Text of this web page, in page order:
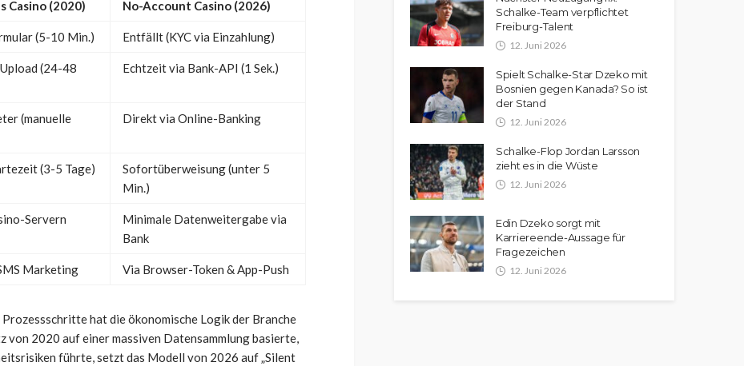
Casino (2020) No-Account Casino (2026)
(5-10 Min.) Entfällt (KYC via Einzahlung)
(24-48
Echtzeit via Bank-API (1 Sek.)
(manuelle
Direkt via Online-Banking
(3-5 Tage)
Sofortüberweisung (unter 5
Min.)
Servern
Minimale Datenweitergabe via
Bank
Marketing Via Browser-Token & App-Push
hat die ökonomische Logik der Branche
von 2020 auf einer massiven Datensammlung basierte,
führte, setzt das Modell von 2026 auf „Silent
Schalke-Team verpflichtet
Freiburg-Talent
12. Juni 2026
Spielt Schalke-Star Dzeko mit
Bosnien gegen Kanada? So ist
der Stand
12. Juni 2026
Schalke-Flop Jordan Larsson
zieht es in die Wüste
12. Juni 2026
Edin Dzeko sorgt mit
Karriereende-Aussage für
Fragezeichen
12. Juni 2026